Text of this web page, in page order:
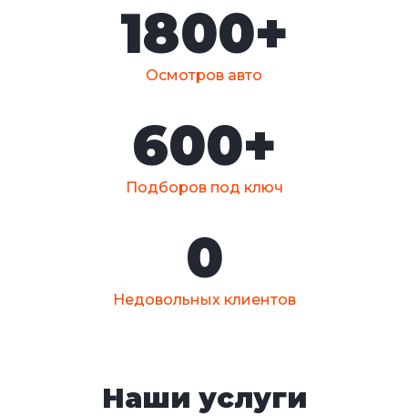
Осмотров авто
1800+
Подборов под ключ
600+
Недовольных клиентов
0
Наши услуги